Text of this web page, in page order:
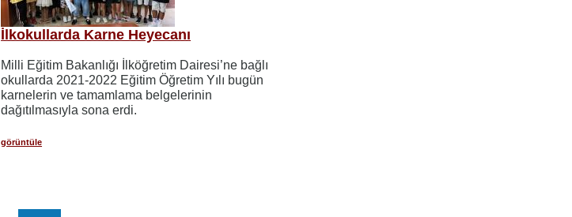
İlkokullarda Karne Heyecanı
Milli Eğitim Bakanlığı İlköğretim Dairesi’ne bağlı
okullarda 2021-2022 Eğitim Öğretim Yılı bugün
karnelerin ve tamamlama belgelerinin
dağıtılmasıyla sona erdi.
görüntüle